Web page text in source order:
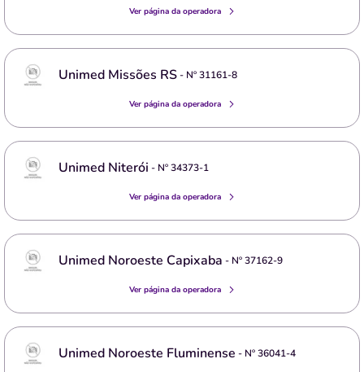
Ver página da operadora
Unimed Missões RS- Nº31161-8
Ver página da operadora
Unimed Niterói - Nº34373-1
Ver página da operadora
Unimed Noroeste Capixaba - Nº37162-9
Ver página da operadora
Unimed Noroeste Fluminense - Nº36041-4